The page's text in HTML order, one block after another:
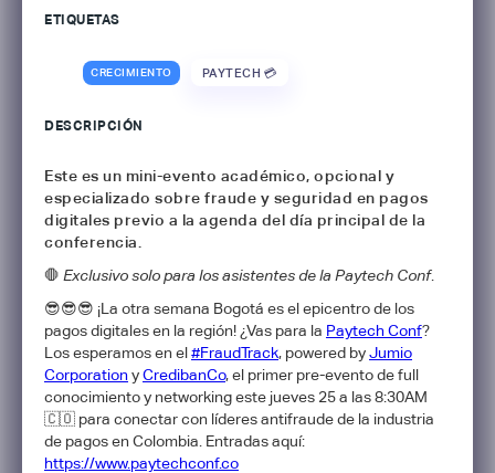
ETIQUETAS
CRECIMIENTO PAYTECH 💳
DESCRIPCIÓN
Este es un mini-evento académico, opcional y
especializado sobre fraude y seguridad en pagos
digitales previo a la agenda del día principal de la
conferencia.
​​🛑 Exclusivo solo para los asistentes de la Paytech Conf.
😎😎😎 ¡La otra semana Bogotá es el epicentro de los
pagos digitales en la región! ¿Vas para la Paytech Conf?
Los esperamos en el#FraudTrack, powered byJumio
CorporationyCredibanCo, el primer pre-evento de full
conocimiento y networking este jueves 25 a las 8:30AM
🇨🇴 para conectar con líderes antifraude de la industria
de pagos en Colombia. Entradas aquí:
https://www.paytechconf.co